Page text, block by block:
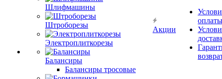
Шлифмашины
Штроборезы
Электроплиткорезы
Балансиры
Балансиры тросовые
Акции
оплаты